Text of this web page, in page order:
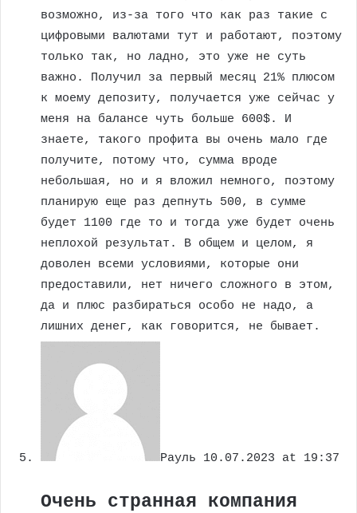
возможно, из-за того что как раз такие с
цифровыми валютами тут и работают, поэтому
только так, но ладно, это уже не суть
важно. Получил за первый месяц 21% плюсом
к моему депозиту, получается уже сейчас у
меня на балансе чуть больше 600$. И
знаете, такого профита вы очень мало где
получите, потому что, сумма вроде
небольшая, но и я вложил немного, поэтому
планирую еще раз депнуть 500, в сумме
будет 1100 где то и тогда уже будет очень
неплохой результат. В общем и целом, я
доволен всеми условиями, которые они
предоставили, нет ничего сложного в этом,
да и плюс разбираться особо не надо, а
лишних денег, как говорится, не бывает.
Рауль 10.07.2023 at 19:37
Очень странная компания